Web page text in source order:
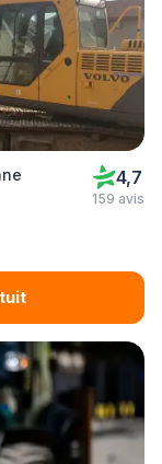
4,7
159 avis